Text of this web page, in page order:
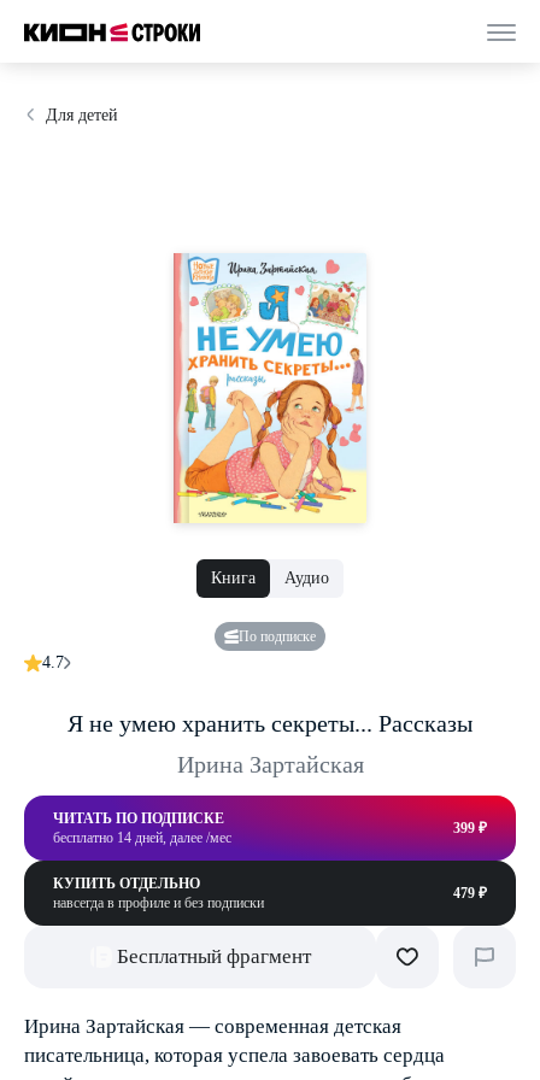
Для детей
Книга Аудио
По подписке
4.7
Я не умею хранить секреты... Рассказы
Ирина Зартайская
ЧИТАТЬ ПО ПОДПИСКЕ
бесплатно 14 дней, далее /мес
399 ₽
КУПИТЬ ОТДЕЛЬНО
навсегда в профиле и без подписки
479 ₽
Бесплатный фрагмент
Ирина Зартайская — современная детская
писательница, которая успела завоевать сердца